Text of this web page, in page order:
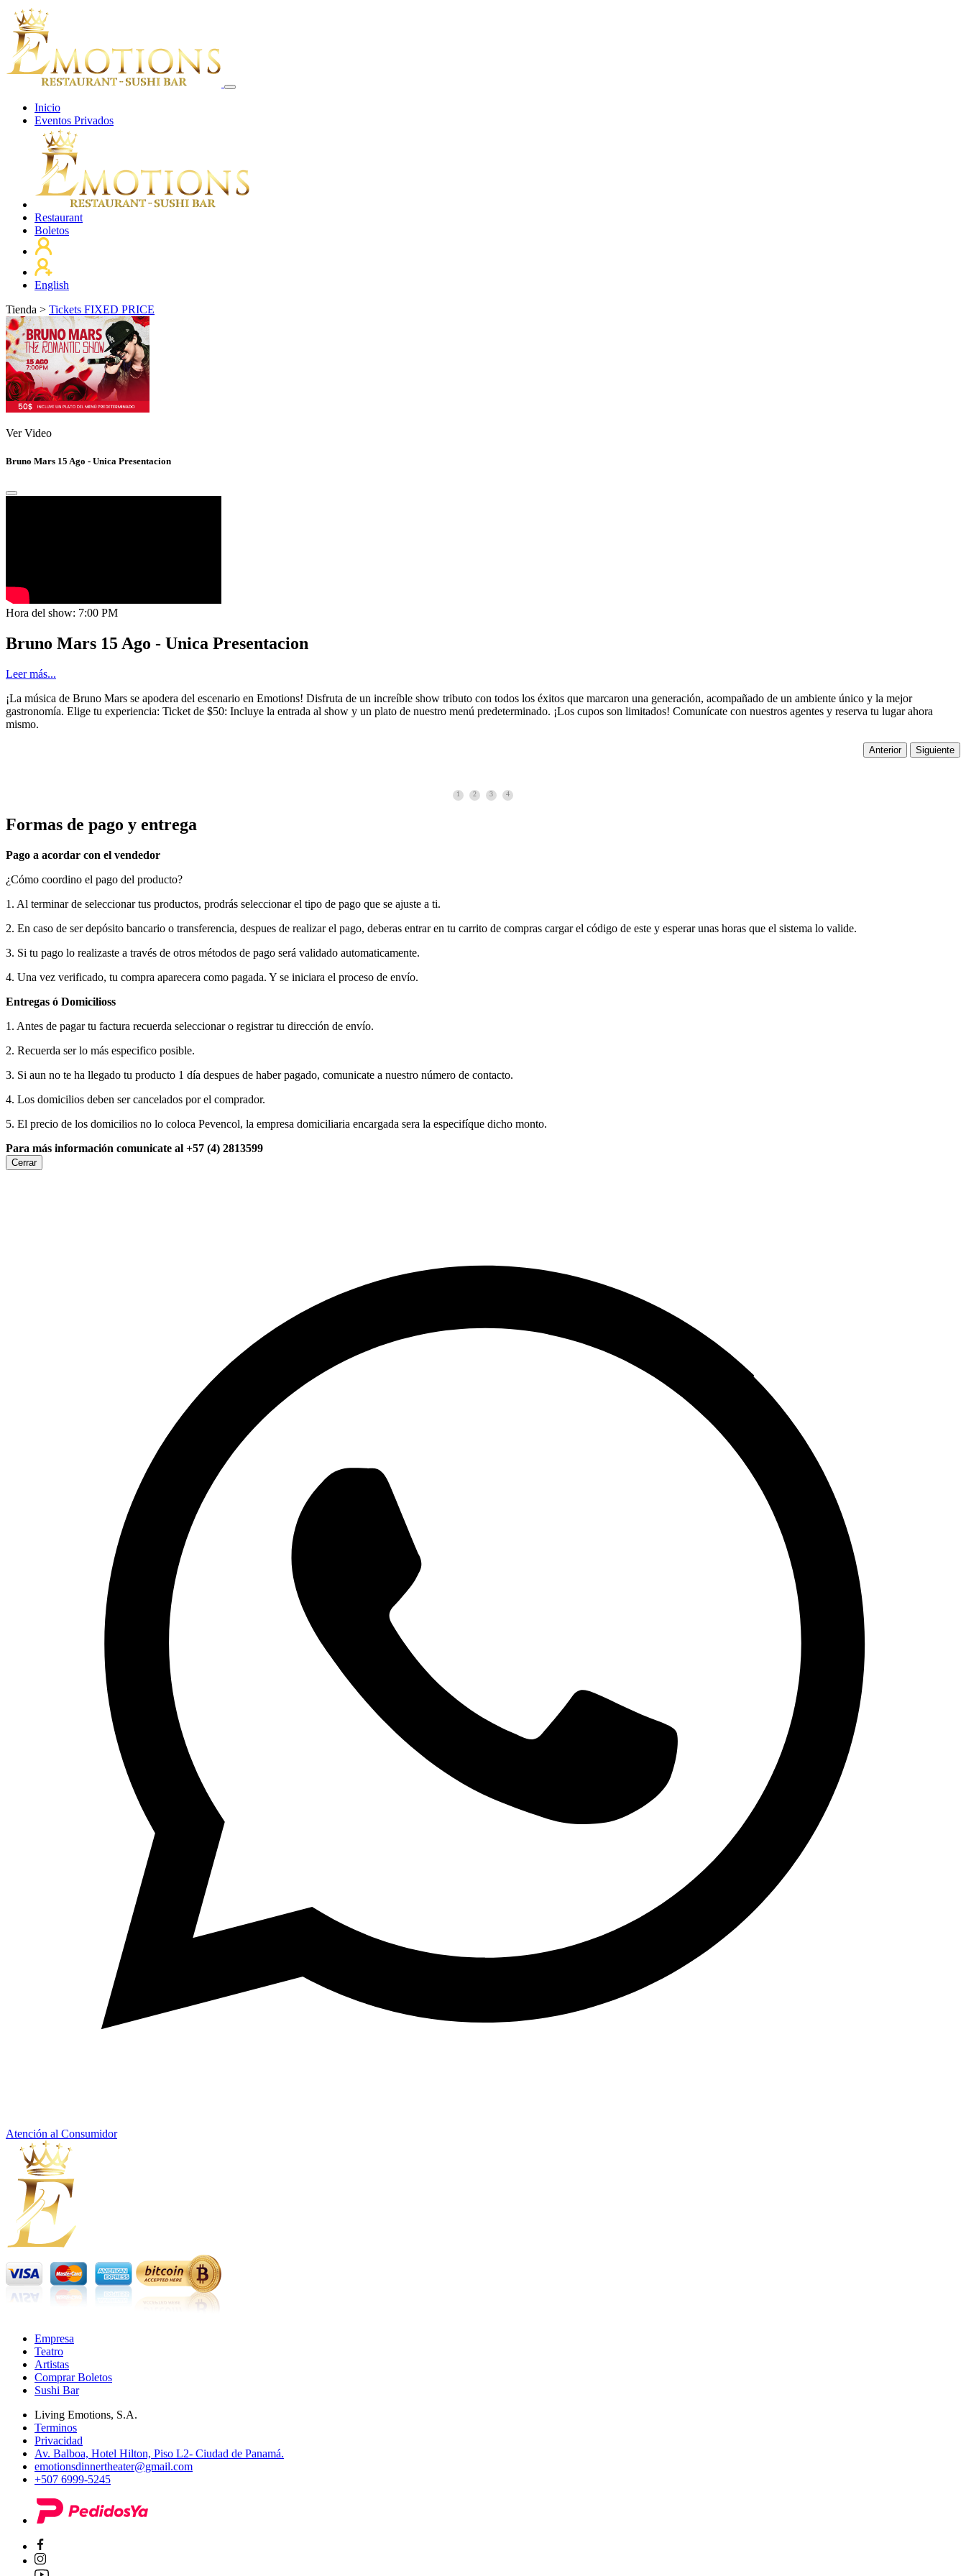
Inicio
Eventos Privados
Restaurant
Boletos
English
Tienda > Tickets FIXED PRICE
Ver Video
Bruno Mars 15 Ago - Unica Presentacion
Hora del show: 7:00 PM
Bruno Mars 15 Ago - Unica Presentacion
Leer más...
¡La música de Bruno Mars se apodera del escenario en Emotions! Disfruta de un increíble show tributo con todos los éxitos que marcaron una generación, acompañado de un ambiente único y la mejor
gastronomía. Elige tu experiencia: Ticket de $50: Incluye la entrada al show y un plato de nuestro menú predeterminado. ¡Los cupos son limitados! Comunícate con nuestros agentes y reserva tu lugar ahora
mismo.
Anterior Siguiente
1 2 3 4
Formas de pago y entrega
Pago a acordar con el vendedor
¿Cómo coordino el pago del producto?
1. Al terminar de seleccionar tus productos, prodrás seleccionar el tipo de pago que se ajuste a ti.
2. En caso de ser depósito bancario o transferencia, despues de realizar el pago, deberas entrar en tu carrito de compras cargar el código de este y esperar unas horas que el sistema lo valide.
3. Si tu pago lo realizaste a través de otros métodos de pago será validado automaticamente.
4. Una vez verificado, tu compra aparecera como pagada. Y se iniciara el proceso de envío.
Entregas ó Domicilioss
1. Antes de pagar tu factura recuerda seleccionar o registrar tu dirección de envío.
2. Recuerda ser lo más especifico posible.
3. Si aun no te ha llegado tu producto 1 día despues de haber pagado, comunicate a nuestro número de contacto.
4. Los domicilios deben ser cancelados por el comprador.
5. El precio de los domicilios no lo coloca Pevencol, la empresa domiciliaria encargada sera la especifíque dicho monto.
Para más información comunicate al +57 (4) 2813599
Cerrar
Atención al Consumidor
Empresa
Teatro
Artistas
Comprar Boletos
Sushi Bar
Living Emotions, S.A.
Terminos
Privacidad
Av. Balboa, Hotel Hilton, Piso L2- Ciudad de Panamá.
emotionsdinnertheater@gmail.com
+507 6999-5245